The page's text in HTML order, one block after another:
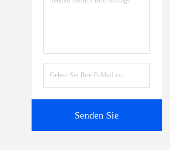
Senden Sie